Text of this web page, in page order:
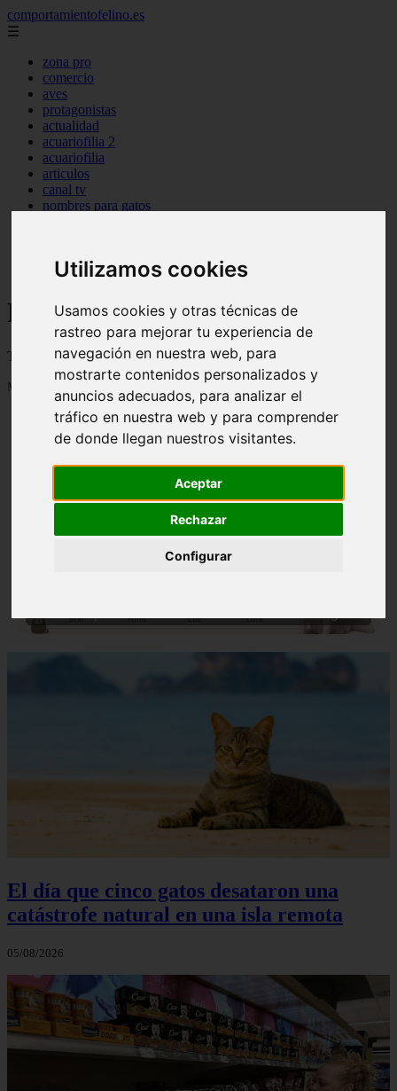
Utilizamos cookies
Usamos cookies y otras técnicas de
rastreo para mejorar tu experiencia de
navegación en nuestra web, para
mostrarte contenidos personalizados y
anuncios adecuados, para analizar el
tráfico en nuestra web y para comprender
de donde llegan nuestros visitantes.
Aceptar
Rechazar
Configurar
comportamientofelino.es
☰
zona pro
comercio
aves
protagonistas
actualidad
acuariofilia 2
acuariofilia
articulos
canal tv
nombres para gatos
zona pro
Blog sobre gatos
Todo sobre gatos, nombres de gatos y razas de gatos
Mostrando 1 - 24 de 2799 artículos
El día que cinco gatos desataron una
catástrofe natural en una isla remota
05/08/2026